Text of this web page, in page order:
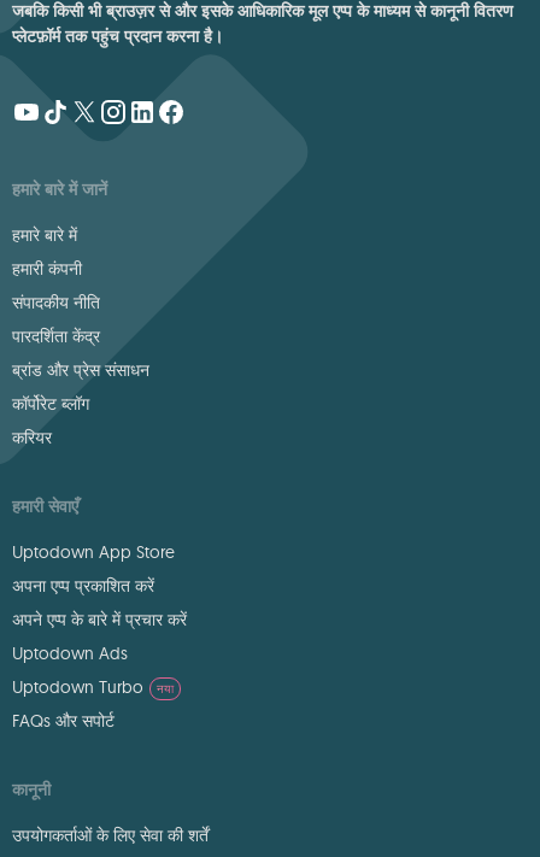
जबकि किसी भी ब्राउज़र से और इसके आधिकारिक मूल एप्प के माध्यम से कानूनी वितरण
प्लेटफ़ॉर्म तक पहुंच प्रदान करना है।
हमारे बारे में जानें
हमारे बारे में
हमारी कंपनी
संपादकीय नीति
पारदर्शिता केंद्र
ब्रांड और प्रेस संसाधन
कॉर्पोरेट ब्लॉग
करियर
हमारी सेवाएँ
Uptodown App Store
अपना एप्प प्रकाशित करें
अपने एप्प के बारे में प्रचार करें
Uptodown Ads
Uptodown Turbo
नया
FAQs और सपोर्ट
कानूनी
उपयोगकर्ताओं के लिए सेवा की शर्तें